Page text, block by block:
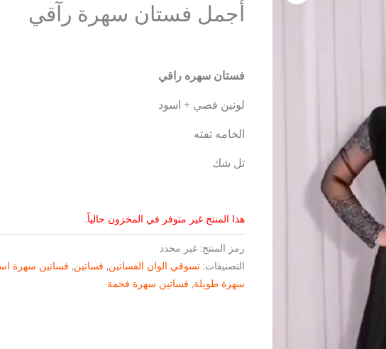
أجمل فستان سهرة رآقي
فستان سهره راقي
لونين فصي + اسود
الخامه تفته
تل شك
هذا المنتج غير متوفر في المخزون حالياً.
رمز المنتج:غير محدد
التصنيفات:تسوقي الوان الفساتين, فساتين, فساتين سهرة
سهرة طويلة, فساتين سهرة فخمة